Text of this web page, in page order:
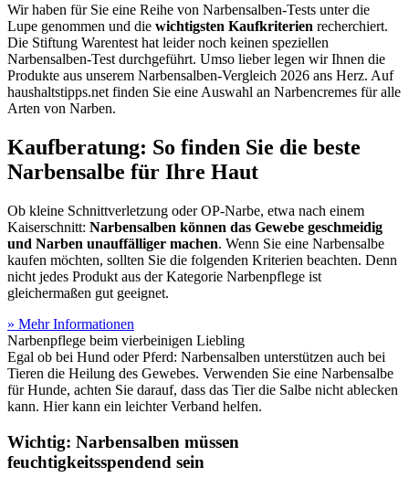
Wir haben für Sie eine Reihe von Narbensalben-Tests unter die
Lupe genommen und die wichtigsten Kaufkriterien recherchiert.
Die Stiftung Warentest hat leider noch keinen speziellen
Narbensalben-Test durchgeführt. Umso lieber legen wir Ihnen die
Produkte aus unserem Narbensalben-Vergleich 2026 ans Herz. Auf
haushaltstipps.net finden Sie eine Auswahl an Narbencremes für alle
Arten von Narben.
Kaufberatung: So finden Sie die beste
Narbensalbe für Ihre Haut
Ob kleine Schnittverletzung oder OP-Narbe, etwa nach einem
Kaiserschnitt: Narbensalben können das Gewebe geschmeidig
und Narben unauffälliger machen. Wenn Sie eine Narbensalbe
kaufen möchten, sollten Sie die folgenden Kriterien beachten. Denn
nicht jedes Produkt aus der Kategorie Narbenpflege ist
gleichermaßen gut geeignet.
» Mehr Informationen
Narbenpflege beim vierbeinigen Liebling
Egal ob bei Hund oder Pferd: Narbensalben unterstützen auch bei
Tieren die Heilung des Gewebes. Verwenden Sie eine Narbensalbe
für Hunde, achten Sie darauf, dass das Tier die Salbe nicht ablecken
kann. Hier kann ein leichter Verband helfen.
Wichtig: Narbensalben müssen
feuchtigkeitsspendend sein